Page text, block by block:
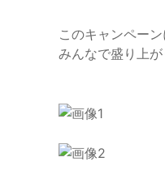
このキャンペー
みんなで盛り上が